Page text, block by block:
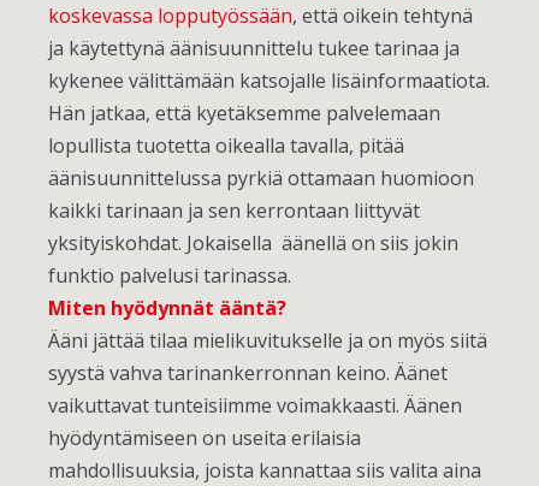
koskevassa lopputyössään, että oikein tehtynä
ja käytettynä äänisuunnittelu tukee tarinaa ja
kykenee välittämään katsojalle lisäinformaatiota.
Hän jatkaa, että kyetäksemme palvelemaan
lopullista tuotetta oikealla tavalla, pitää
äänisuunnittelussa pyrkiä ottamaan huomioon
kaikki tarinaan ja sen kerrontaan liittyvät
yksityiskohdat. Jokaisella äänellä on siis jokin
funktio palvelusi tarinassa.
Miten hyödynnät ääntä?
Ääni jättää tilaa mielikuvitukselle ja on myös siitä
syystä vahva tarinankerronnan keino. Äänet
vaikuttavat tunteisiimme voimakkaasti. Äänen
hyödyntämiseen on useita erilaisia
mahdollisuuksia, joista kannattaa siis valita aina